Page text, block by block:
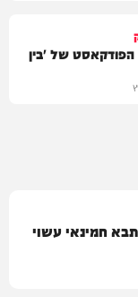
מבפנים: הפודקאסט של 'בין
חמינאי עשוי